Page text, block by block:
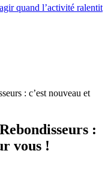
quand l’activité ralentit
: c’est nouveau et
:
vous !